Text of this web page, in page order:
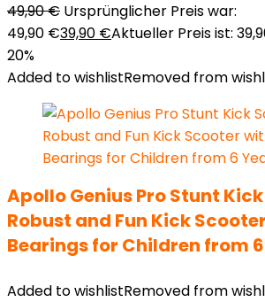
49,90€ Ursprünglicher Preis war:
49,90 €39,90 €Aktueller Preis ist:
20%
Added to wishlistRemoved from
Apollo Genius Pro Stunt
Robust and Fun Kick
Bearings for Children from
Added to wishlistRemoved from